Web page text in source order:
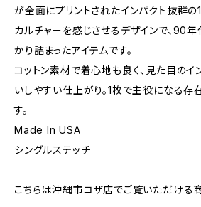
が全面にプリントされたインパクト抜群の
カルチャーを感じさせるデザインで、90
かり詰まったアイテムです。
コットン素材で着心地も良く、見た目のイ
いしやすい仕上がり。1枚で主役になる存
す。
Made In USA
シングルステッチ
こちらは沖縄市コザ店でご覧いただける商